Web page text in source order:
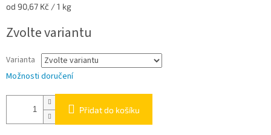
Měrná
od 90,67 Kč / 1 kg
Zvolte variantu
Varianta
Možnosti doručení
Přidat do košíku